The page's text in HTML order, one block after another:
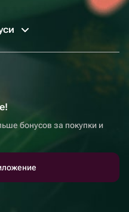
бонусов за покупки и